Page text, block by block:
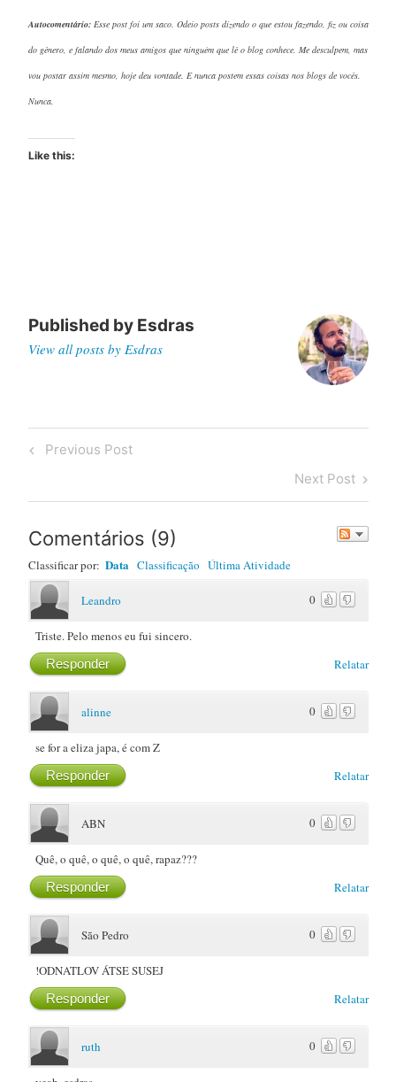
Autocomentário:Esse post foi um saco. Odeio posts dizendo o que estou fazendo, fiz ou coisa
do gênero, e falando dos meus amigos que ninguém que lê o blog conhece. Me desculpem, mas
vou postar assim mesmo, hoje deu vontade. E nunca postem essas coisas nos blogs de vocês.
Nunca.
Like this:
Published by Esdras
View all posts by Esdras
Post
Previous
Previous Post
Next
Post
Next Post
Comentários (9)
Classificar por: Data Classificação Última Atividade
0
Leandro
Triste. Pelo menos eu fui sincero.
Relatar
Responder
0
alinne
se for a eliza japa, é com Z
Relatar
Responder
0
ABN
Quê, o quê, o quê, o quê, rapaz???
Relatar
Responder
0
São Pedro
!ODNATLOV ÁTSE SUSEJ
Relatar
Responder
0
ruth